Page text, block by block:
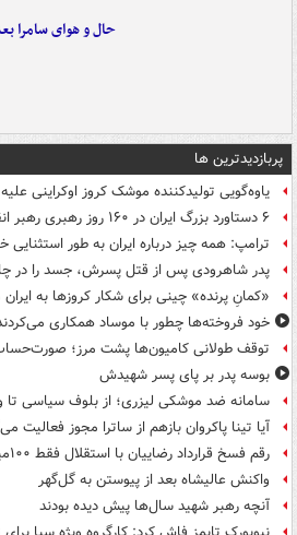
حال و هوای سامرا
پربازدیدترین ها
یاوه‌گویی تولیدکننده موشک کروز اوکراینی علیه
۶ دستاورد بزرگ ایران در ۱۶۰ روز رهبری رهبر انقلاب
ترامپ: همه چیز درباره ایران به طور
پدر شاهرودی پس از قتل پسرش، جسد را در
«کمانِ پرنده» چینی برای شکار کروزها به
خود فروخته‌ها چطور با موساد همکاری
توقف طولانی کامیون‌ها پشت مرز؛
بوسه‌ پدر بر پای پسر شهیدش
سامانه ضد موشکی لیزری؛ از بلوف سیاسی تا
آیا تینا پاکروان بازهم از ساترا مجوز فعالیت
رقم فسخ قرارداد رضاییان با استقلال فقط ۱۰۰میلیون تومان!
واکنش عالیشاه بعد از پیوستن به گل‌گهر
آنچه رهبر شهید سال‌ها پیش دیده بودند